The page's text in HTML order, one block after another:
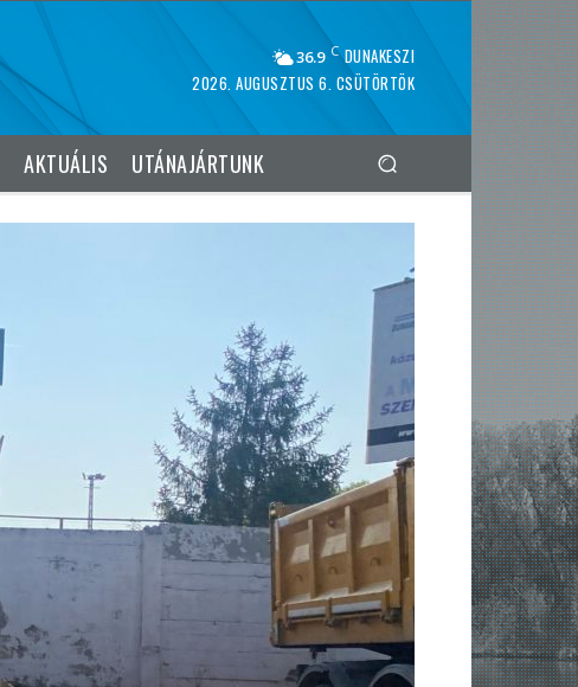
36.9 C DUNAKESZI
2026. AUGUSZTUS 6. CSÜTÖRTÖK
AKTUÁLIS UTÁNAJÁRTUNK